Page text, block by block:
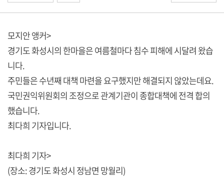
모지안 앵커>
경기도 화성시의 한마을은 여름철마다 침수 피해에 시달려 왔습
니다.
주민들은 수년째 대책 마련을 요구했지만 해결되지 않았는데요.
국민권익위원회의 조정으로 관계기관이 종합대책에 전격 합의
했습니다.
최다희 기자입니다.
최다희 기자>
(장소: 경기도 화성시 정남면 망월리)